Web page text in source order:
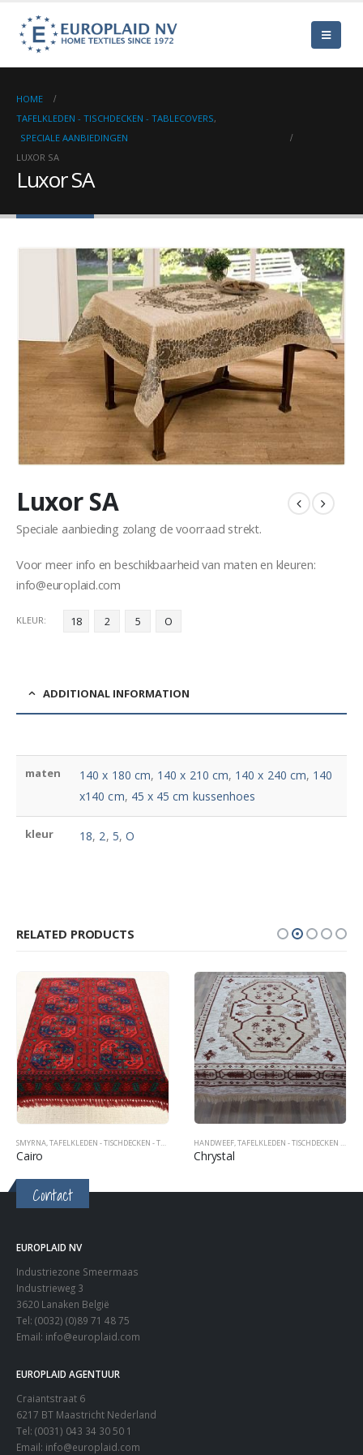
HOME
TAFELKLEDEN - TISCHDECKEN - TABLECOVERS,
SPECIALE AANBIEDINGEN
LUXOR SA
Luxor SA
Luxor SA
Speciale aanbieding zolang de voorraad strekt.
Voor meer info en beschikbaarheid van maten en kleuren:
info@europlaid.com
KLEUR 18 2 5 O
ADDITIONAL INFORMATION
maten 140 x 180 cm, 140 x 210 cm, 140 x 240 cm, 140
x140 cm, 45 x 45 cm kussenhoes
kleur 18, 2, 5, O
RELATED PRODUCTS
SMYRNA,TAFELKLEDEN - TISCHDECKEN - TABLECOVERS
Cairo
HANDWEEF,TAFELKLEDEN - TISCHDECKEN - TABLECOVERS
Chrystal
Contact
EUROPLAID NV
Industriezone Smeermaas
Industrieweg 3
3620 Lanaken België
Tel: (0032) (0)89 71 48 75
Email: info@europlaid.com
EUROPLAID AGENTUUR
Craiantstraat 6
6217 BT Maastricht Nederland
Tel: (0031) 043 34 30 50 1
Email: info@europlaid.com